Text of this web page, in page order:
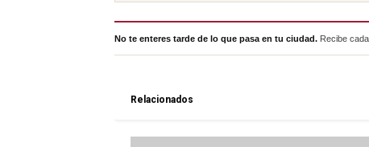
No te enteres tarde de lo que pasa en tu ciudad. Recibe
Relacionados